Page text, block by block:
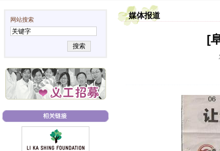
网站搜索
搜索
媒体报道
[